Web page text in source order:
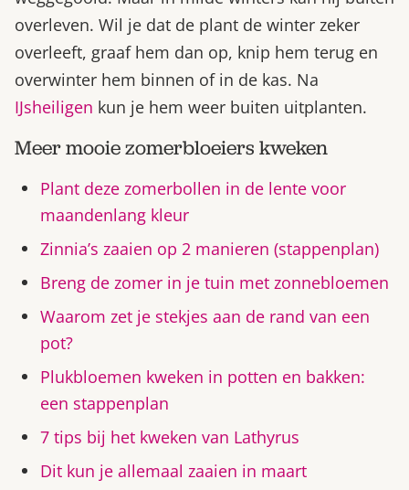
overleven. Wil je dat de plant de winter zeker
overleeft, graaf hem dan op, knip hem terug en
overwinter hem binnen of in de kas. Na
IJsheiligen kun je hem weer buiten uitplanten.
Meer mooie zomerbloeiers kweken
Plant deze zomerbollen in de lente voor
maandenlang kleur
Zinnia’s zaaien op 2 manieren (stappenplan)
Breng de zomer in je tuin met zonnebloemen
Waarom zet je stekjes aan de rand van een
pot?
Plukbloemen kweken in potten en bakken:
een stappenplan
7 tips bij het kweken van Lathyrus
Dit kun je allemaal zaaien in maart